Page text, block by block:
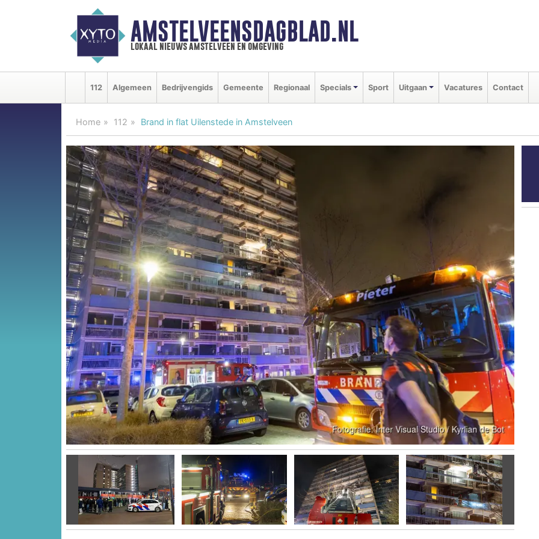
AMSTELVEENSDAGBLAD.NL
lokaal nieuws amstelveen en omgeving
112 Algemeen Bedrijvengids Gemeente Regionaal Specials Sport Uitgaan Vacatures Contact
Home 112 Brand in flat Uilenstede in Amstelveen
Vorige